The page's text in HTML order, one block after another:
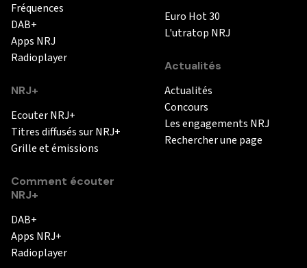
Fréquences
DAB+
Apps NRJ
Radioplayer
NRJ+
Ecouter NRJ+
Titres diffusés sur NRJ+
Grille et émissions
Comment écouter
NRJ+
DAB+
Apps NRJ+
Radioplayer
Euro Hot 30
L'utratop NRJ
Actualités
Actualités
Concours
Les engagements NRJ
Rechercher une page